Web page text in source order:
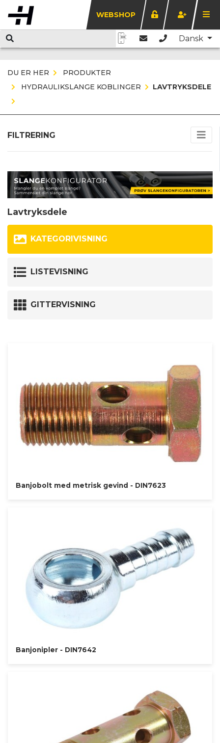
WEBSHOP
Dansk
DU ER HER
PRODUKTER
HYDRAULIKSLANGE KOBLINGER
LAVTRYKSDELE
FILTRERING
Lavtryksdele
KATEGORIVISNING
LISTEVISNING
GITTERVISNING
Banjobolt med metrisk gevind - DIN7623
Banjonipler - DIN7642